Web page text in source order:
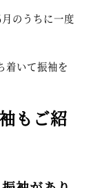
のうちに一度
着いて振袖を
もご紹